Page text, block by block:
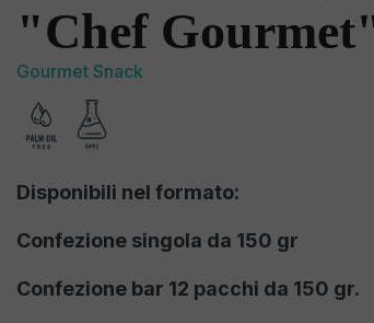
"Chef
Gourmet Snack
Disponibili nel formato:
Confezione singola da 150 gr
Confezione bar 12 pacchi da 150 gr.